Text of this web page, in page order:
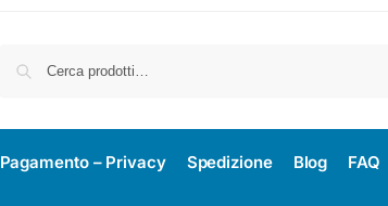
Pagamento – Privacy Spedizione Blog FAQ